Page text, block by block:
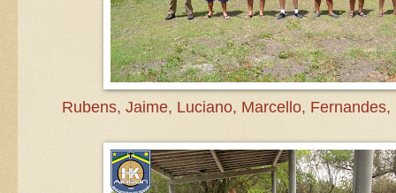
Rubens, Jaime, Luciano, Marcello,